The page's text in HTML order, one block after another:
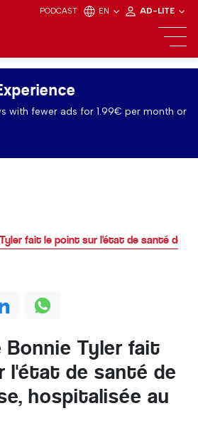
PODCAST EN AD-LITE
with fewer ads for 1.99€ per month or
Tyler fait le point sur l'état de santé de
Bonnie Tyler fait
l'état de santé de
hospitalisée au